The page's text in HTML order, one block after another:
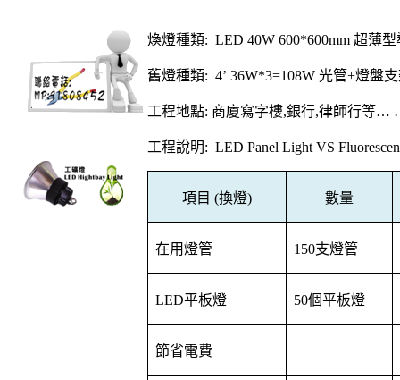
煥燈種類: LED 40W 600*600mm超薄
舊燈種類: 4’ 36W*3=108W光管+燈盤
工程地點: 商廈寫字樓,銀行,律師行等…
工程說明: LED Panel Light VS
項目 (換燈) 數量
在用燈管 150支燈管
LED平板燈 50個平板燈
節省電費